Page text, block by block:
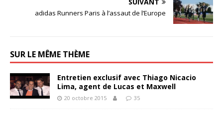
adidas Runners Paris à l’assaut de l’Europe
SUR LE MÊME THÈME
Entretien exclusif avec Thiago Nicacio
Lima, agent de Lucas et Maxwell
20 octobre 2015 35